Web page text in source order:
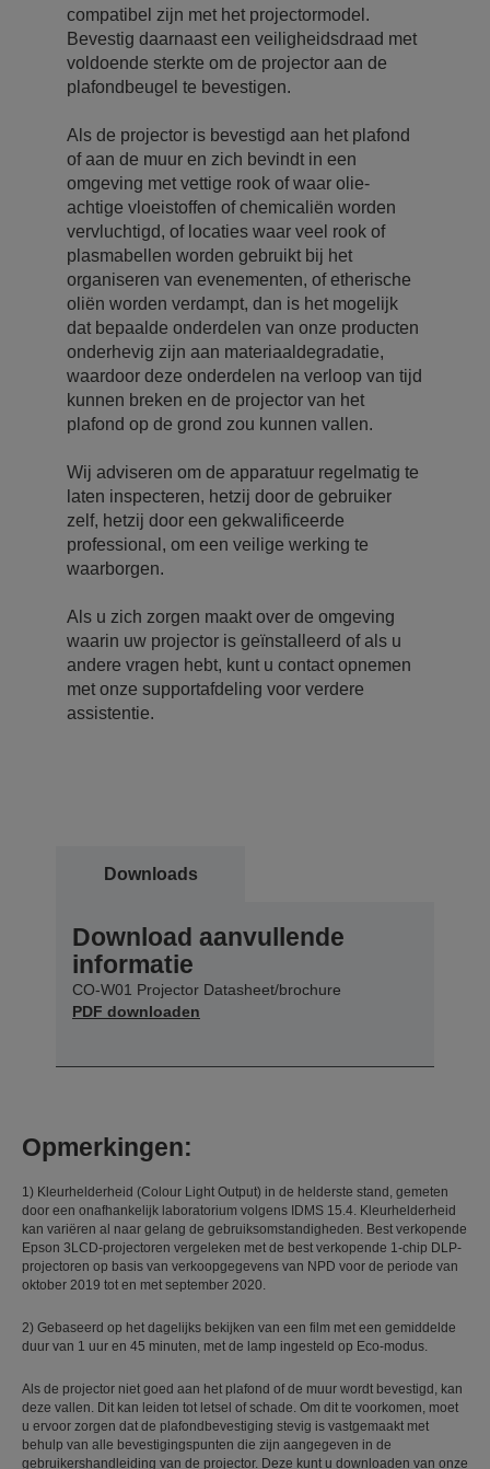
compatibel zijn met het projectormodel.
Bevestig daarnaast een veiligheidsdraad met
voldoende sterkte om de projector aan de
plafondbeugel te bevestigen.
Als de projector is bevestigd aan het plafond
of aan de muur en zich bevindt in een
omgeving met vettige rook of waar olie-
achtige vloeistoffen of chemicaliën worden
vervluchtigd, of locaties waar veel rook of
plasmabellen worden gebruikt bij het
organiseren van evenementen, of etherische
oliën worden verdampt, dan is het mogelijk
dat bepaalde onderdelen van onze producten
onderhevig zijn aan materiaaldegradatie,
waardoor deze onderdelen na verloop van tijd
kunnen breken en de projector van het
plafond op de grond zou kunnen vallen.
Wij adviseren om de apparatuur regelmatig te
laten inspecteren, hetzij door de gebruiker
zelf, hetzij door een gekwalificeerde
professional, om een veilige werking te
waarborgen.
Als u zich zorgen maakt over de omgeving
waarin uw projector is geïnstalleerd of als u
andere vragen hebt, kunt u contact opnemen
met onze supportafdeling voor verdere
assistentie.
Downloads
Download aanvullende
informatie
CO-W01 Projector Datasheet/brochure
PDF downloaden
Opmerkingen:
1) Kleurhelderheid (Colour Light Output) in de helderste stand, gemeten
door een onafhankelijk laboratorium volgens IDMS 15.4. Kleurhelderheid
kan variëren al naar gelang de gebruiksomstandigheden. Best verkopende
Epson 3LCD-projectoren vergeleken met de best verkopende 1-chip DLP-
projectoren op basis van verkoopgegevens van NPD voor de periode van
oktober 2019 tot en met september 2020.
2) Gebaseerd op het dagelijks bekijken van een film met een gemiddelde
duur van 1 uur en 45 minuten, met de lamp ingesteld op Eco-modus.
Als de projector niet goed aan het plafond of de muur wordt bevestigd, kan
deze vallen. Dit kan leiden tot letsel of schade. Om dit te voorkomen, moet
u ervoor zorgen dat de plafondbevestiging stevig is vastgemaakt met
behulp van alle bevestigingspunten die zijn aangegeven in de
gebruikershandleiding van de projector. Deze kunt u downloaden van onze